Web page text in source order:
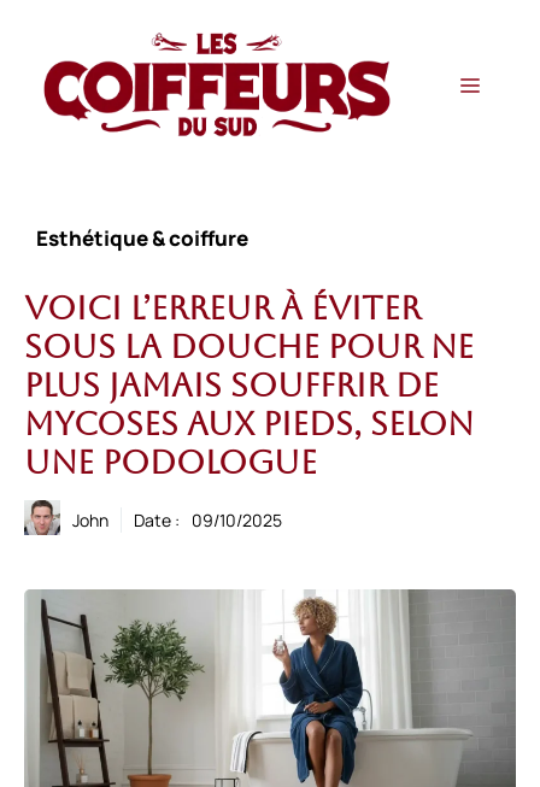
contenu
Menu
Esthétique & coiffure
Voici l’erreur à éviter
sous la douche pour ne
plus jamais souffrir de
mycoses aux pieds, selon
une podologue
John Date : 09/10/2025